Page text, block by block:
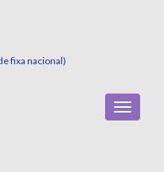
fixa nacional)